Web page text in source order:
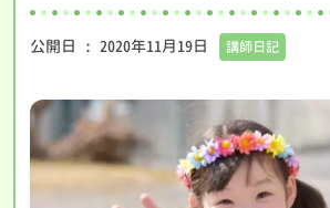
公開日 : 2020年11月19日 講師日記